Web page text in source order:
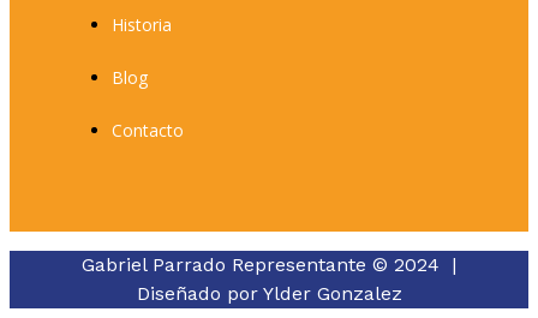
Historia
Blog
Contacto
Gabriel Parrado Representante © 2024 |
Diseñado por Ylder Gonzalez